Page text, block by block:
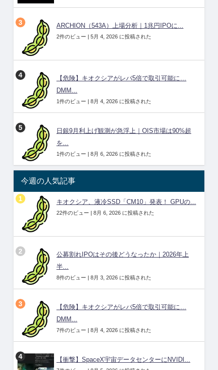
ARCHION（543A）上場分析｜1兆円IPOに...
2件のビュー | 5月 4, 2026 に投稿された
【危険】キオクシアがレバ5倍で取引可能に…
DMM...
1件のビュー | 8月 4, 2026 に投稿された
日銀9月利上げ観測が急浮上｜OIS市場は90%超
を...
1件のビュー | 8月 6, 2026 に投稿された
今週の人気記事
キオクシア、液冷SSD「CM10」発表！ GPUの...
22件のビュー | 8月 6, 2026 に投稿された
公募割れIPOはその後どうなったか｜2026年上
半...
8件のビュー | 8月 3, 2026 に投稿された
【危険】キオクシアがレバ5倍で取引可能に…
DMM...
7件のビュー | 8月 4, 2026 に投稿された
【衝撃】SpaceX宇宙データセンターにNVIDI...